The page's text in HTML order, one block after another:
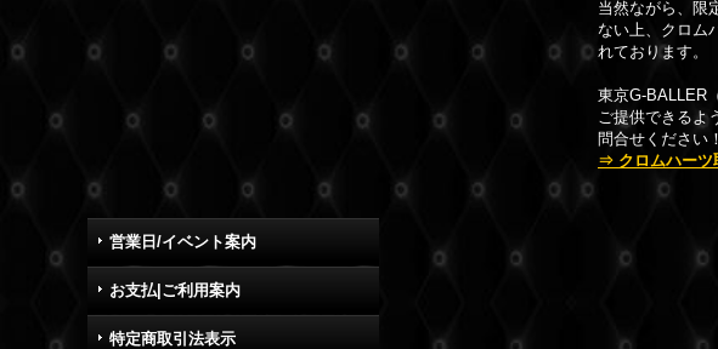
営業日/イベント案内
お支払|ご利用案内
特定商取引法表示
当然ながら、限
ない上、クロム
れております。
東京G-BALLER
ご提供できるよ
問合せください！
⇒ クロムハーツ